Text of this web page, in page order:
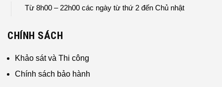
Từ 8h00 – 22h00 các ngày từ thứ 2 đến Chủ nhật
CHÍNH SÁCH
Khảo sát và Thi công
Chính sách bảo hành